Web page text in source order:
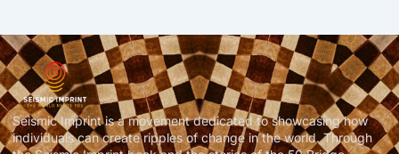
Seismic Imprint is a movement dedicated to showcasing how
individuals can create ripples of change in the world. Through